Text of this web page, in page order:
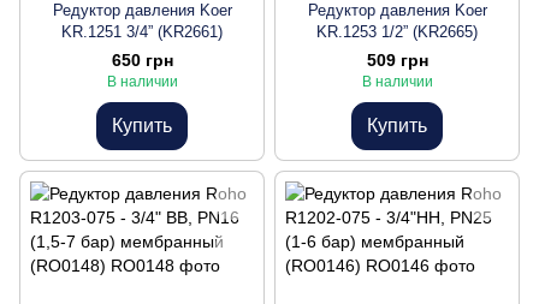
Редуктор давления Koer
KR.1251 3/4” (KR2661)
650 грн
В наличии
Купить
Редуктор давления Koer
KR.1253 1/2” (KR2665)
509 грн
В наличии
Купить